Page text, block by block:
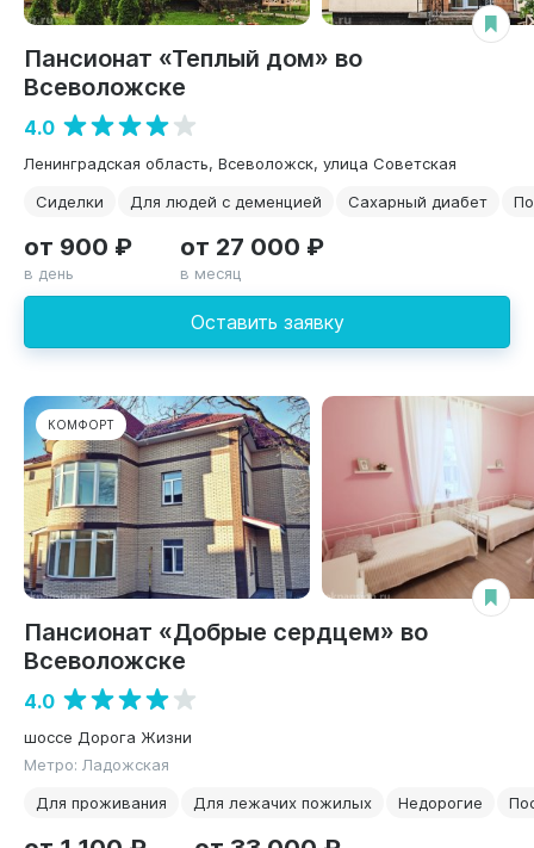
Пансионат «Теплый дом» во
Всеволожске
4.0
Ленинградская область, Всеволожск, улица Советская
Сиделки
Для людей с деменцией Сахарный диабет
Оставить заявку
от 900 ₽
в день
от 27 000 ₽
в месяц
КОМФОРТ
Пансионат «Добрые сердцем» во
Всеволожске
4.0
шоссе Дорога Жизни
Метро: Ладожская
Для проживания
Для лежачих пожилых Недорогие